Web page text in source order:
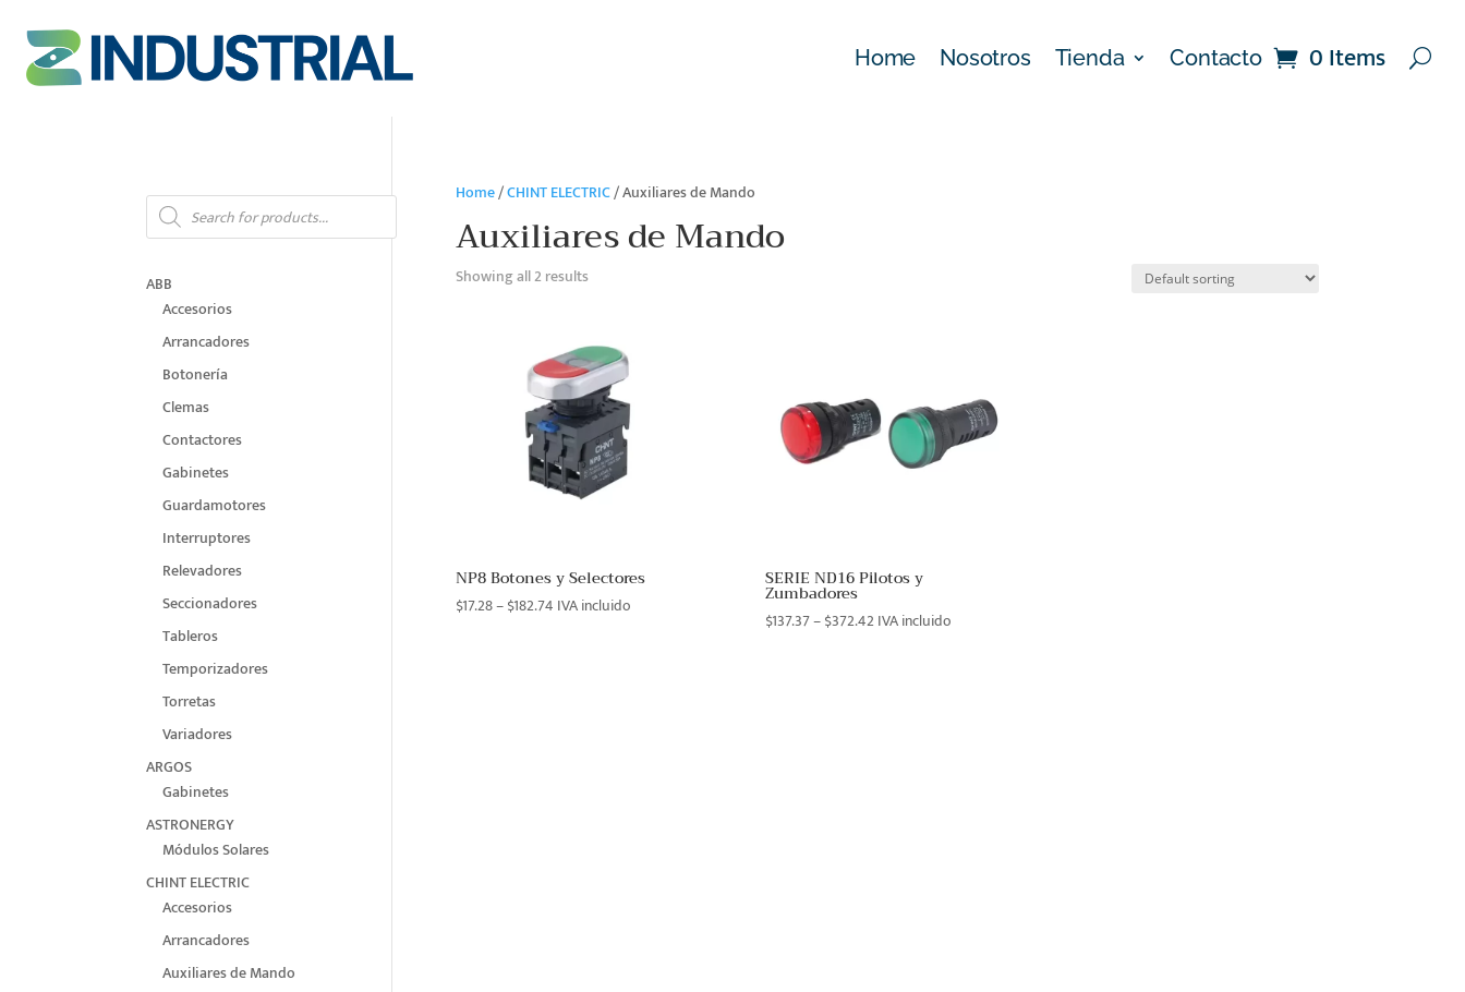
Home Nosotros Tienda Contacto 0 Items
Home/CHINT ELECTRIC/ Auxiliares de Mando
Auxiliares de Mando
Showing all 2 results
NP8 Botones y Selectores
$17.28–$182.74Price
IVA incluido
SERIE ND16 Pilotos y
Zumbadores
$137.37–$372.42Price
IVA incluido
Products
search
ABB
Accesorios
Arrancadores
Botonería
Clemas
Contactores
Gabinetes
Guardamotores
Interruptores
Relevadores
Seccionadores
Tableros
Temporizadores
Torretas
Variadores
ARGOS
Gabinetes
ASTRONERGY
Módulos Solares
CHINT ELECTRIC
Accesorios
Arrancadores
Auxiliares de Mando